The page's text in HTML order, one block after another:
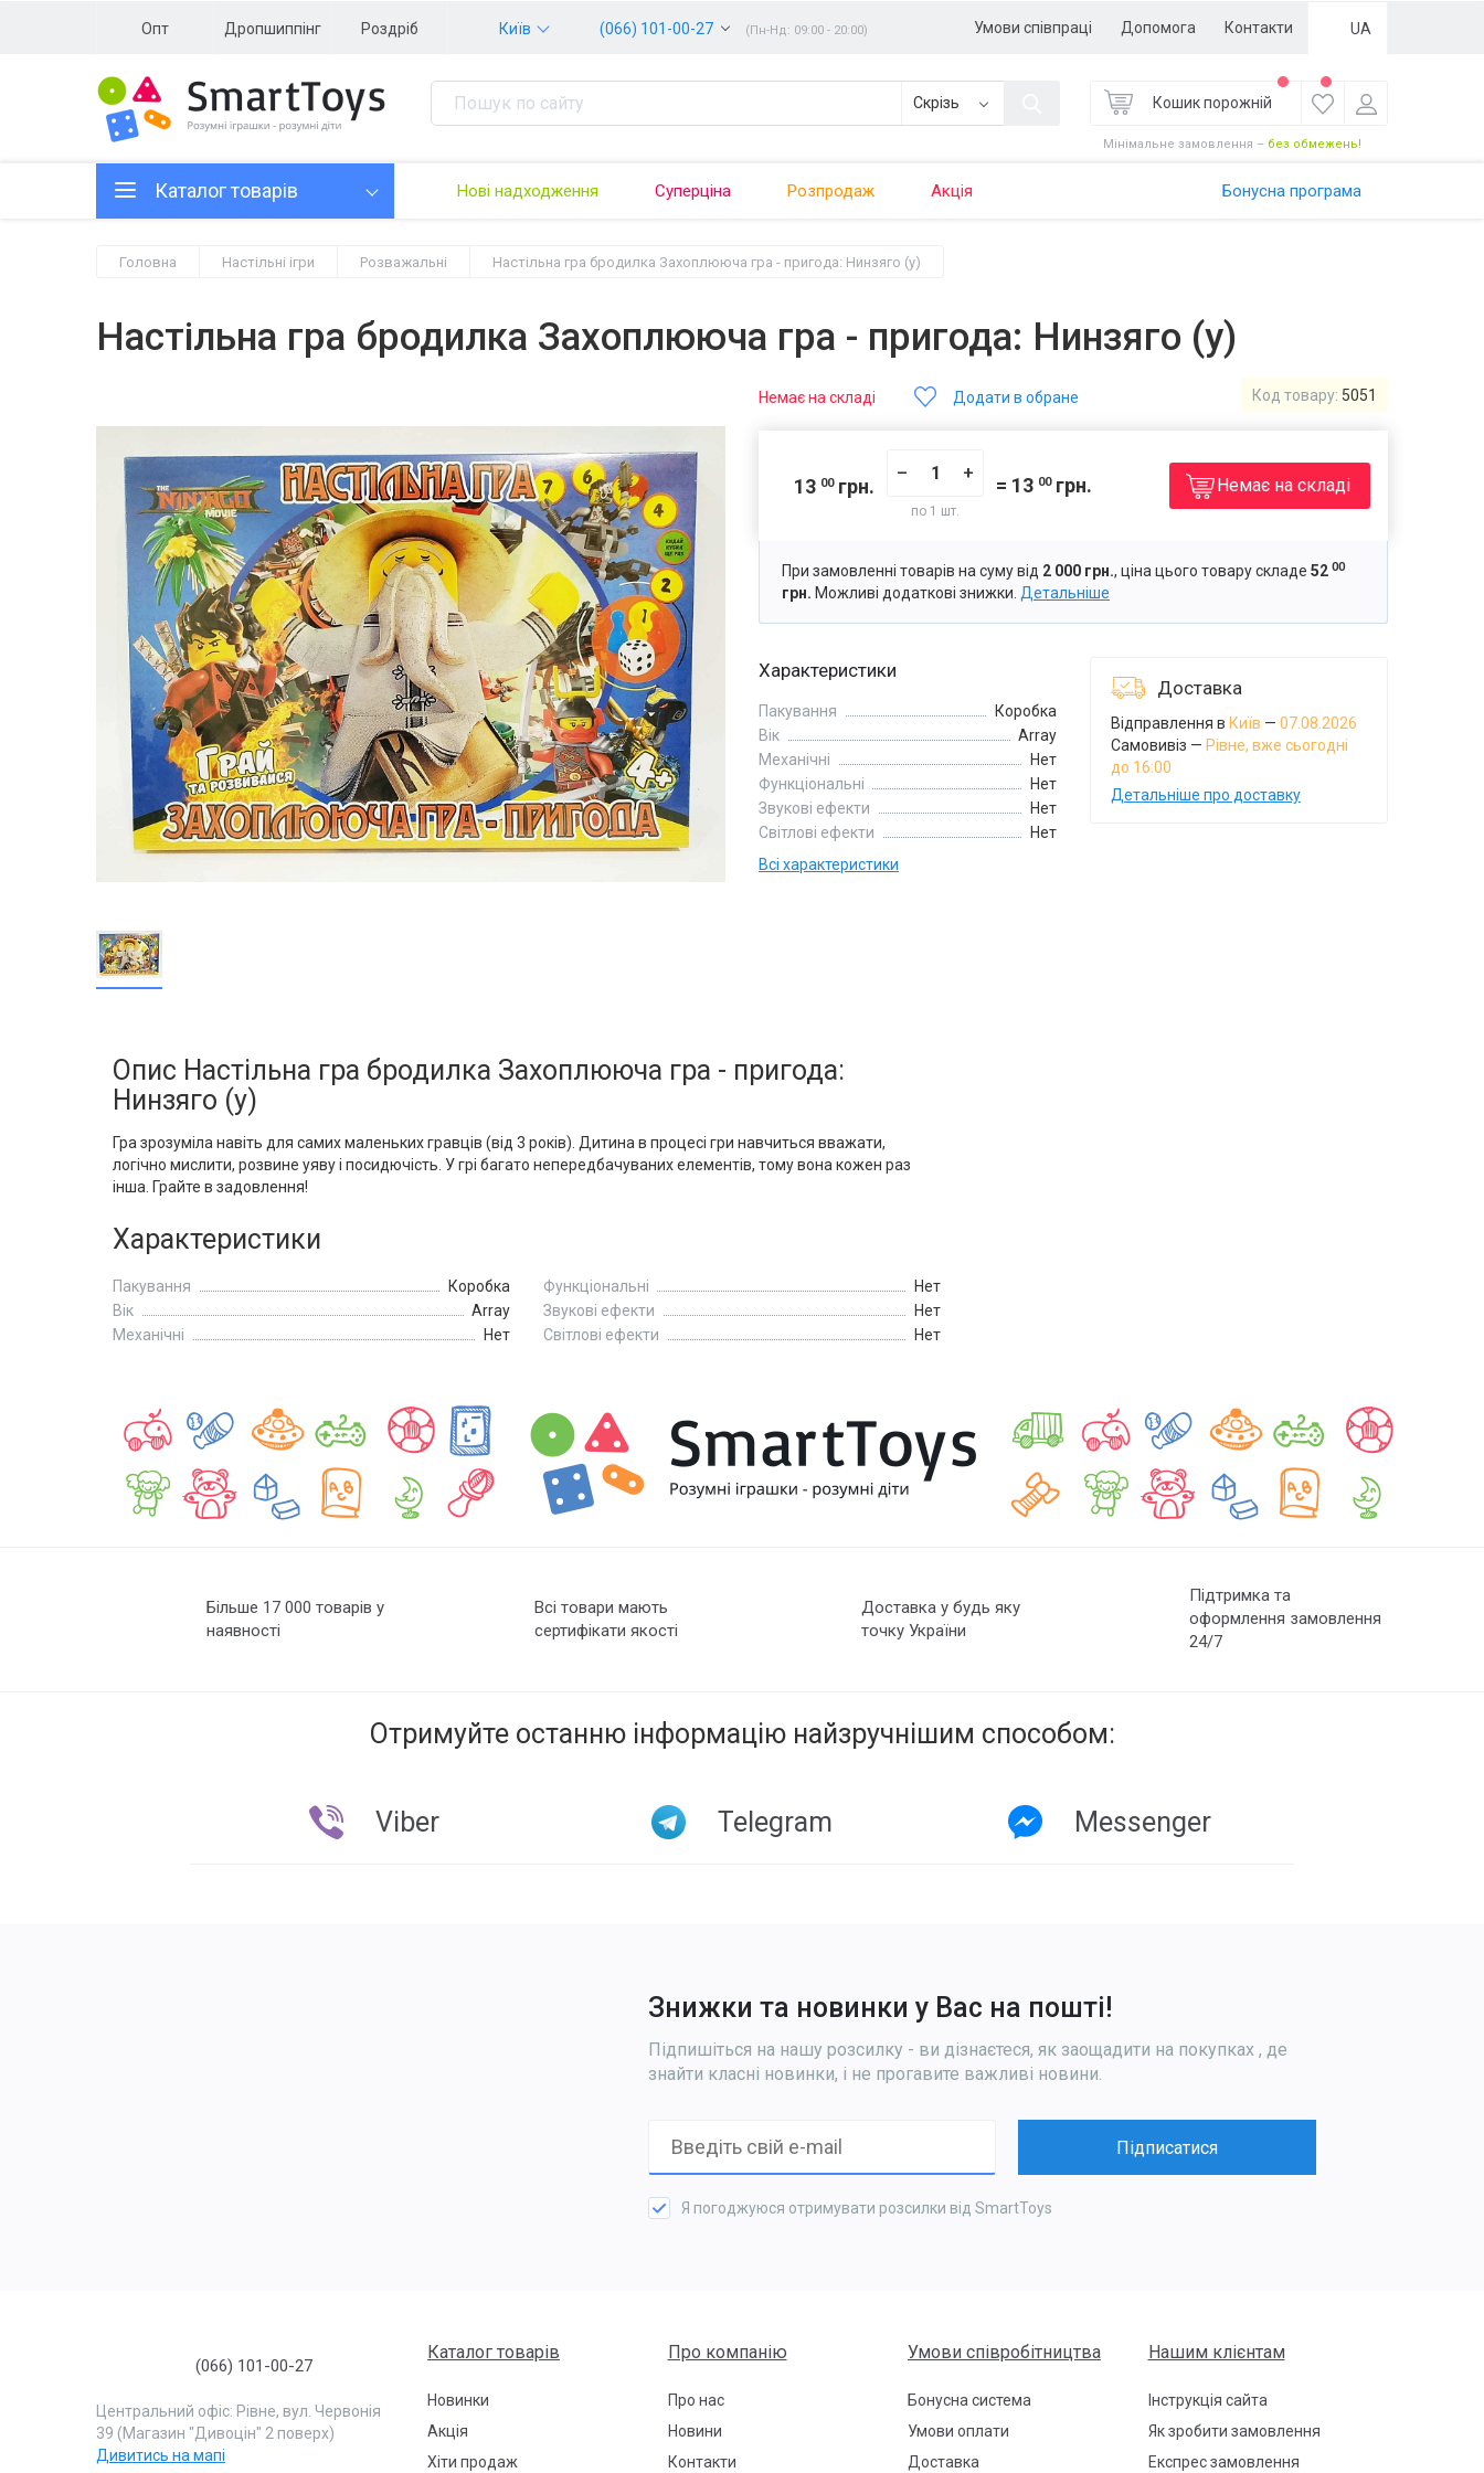
Опт Дропшиппінг Роздріб Київ (066) 101-00-27 (Пн-Нд: 09:00 - 20:00) Умови співпраці Допомога Контакти UA
Скрізь Кошик порожній
Мінімальне замовлення – без обмежень!
Нові надходження Суперціна Розпродаж Акція Бонусна програма
Каталог товарів
Головна Настільні ігри Розважальні Настільна гра бродилка Захоплююча гра - пригода: Нинзяго (у)
Настільна гра бродилка Захоплююча гра - пригода: Нинзяго (у)
Немає на складі Додати в обране Код товару: 5051
13 00грн.
– +
по 1 шт.
13 00грн. Немає на складі
При замовленні товарів на суму від 2 000 грн., ціна цього товару складе 52 00
грн. Можливі додаткові знижки. Детальніше
Характеристики
Пакування
Коробка
Вік
Array
Механічні
Нет
Функціональні
Нет
Звукові ефекти
Нет
Світлові ефекти
Нет
Всi характеристики
Доставка
Відправлення в Київ — 07.08.2026
Самовивіз — Рівне, вже сьогодні
до 16:00
Детальніше про доставку
Опис Настільна гра бродилка Захоплююча гра - пригода:
Нинзяго (у)
Гра зрозуміла навіть для самих маленьких гравців (від 3 років). Дитина в процесі гри навчиться вважати,
логічно мислити, розвине уяву і посидючість. У грі багато непередбачуваних елементів, тому вона кожен раз
інша. Грайте в задовлення!
Характеристики
Пакування
Коробка
Вік
Array
Механічні
Нет
Функціональні
Нет
Звукові ефекти
Нет
Світлові ефекти
Нет
Більше 17 000 товарів у
наявності
Всі товари мають
сертифікати якості
Доставка у будь яку
точку України
Підтримка та
оформлення замовлення
24/7
Отримуйте останню інформацію найзручнішим способом:
Viber Telegram Messenger
Знижки та новинки у Вас на пошті!
Підпишіться на нашу розсилку - ви дізнаєтеся, як заощадити на покупках , де
знайти класні новинки, і не прогавите важливі новини.
Підписатися
Я погоджуюся отримувати розсилки від SmartToys
Каталог товарів
Новинки
Акція
Хіти продаж
Про компанію
Про нас
Новини
Контакти
Умови співробітництва
Бонусна система
Умови оплати
Доставка
Нашим клієнтам
Інструкція сайта
Як зробити замовлення
Експрес замовлення
(066) 101-00-27
Центральний офіс: Рівне, вул. Червонія
39 (Магазин "Дивоцін" 2 поверх)
Дивитись на мапі